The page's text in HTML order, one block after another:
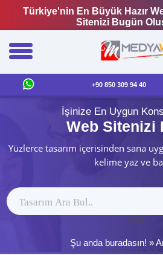
Türkiye'nin En Büyük Hazır
Sitenizi Bugün
+90 850 309 94 40
İşinize En Uygun
Web Sitenizi
Yüzlerce tasarım içerisinden sana
kelime yaz ve
ytag
Şu anda buradasın! »